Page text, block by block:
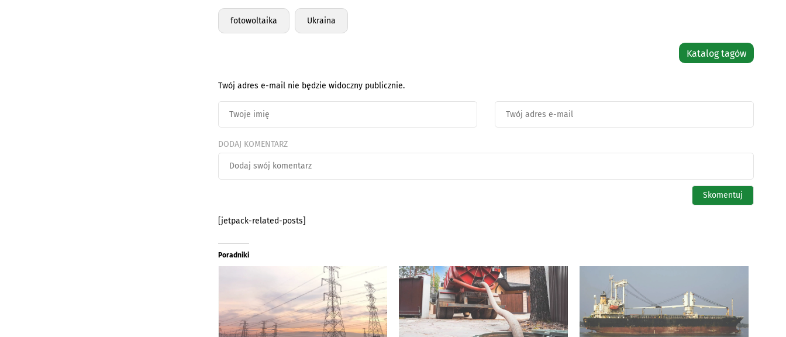
fotowoltaika Ukraina
Katalog tagów
Twój adres e-mail nie będzie widoczny publicznie.
DODAJ KOMENTARZ
[jetpack-related-posts]
Poradniki